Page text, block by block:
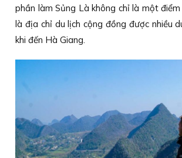
phần làm Sủng Là không chỉ là một
là địa chỉ du lịch cộng đồng được nhiều
khi đến Hà Giang.